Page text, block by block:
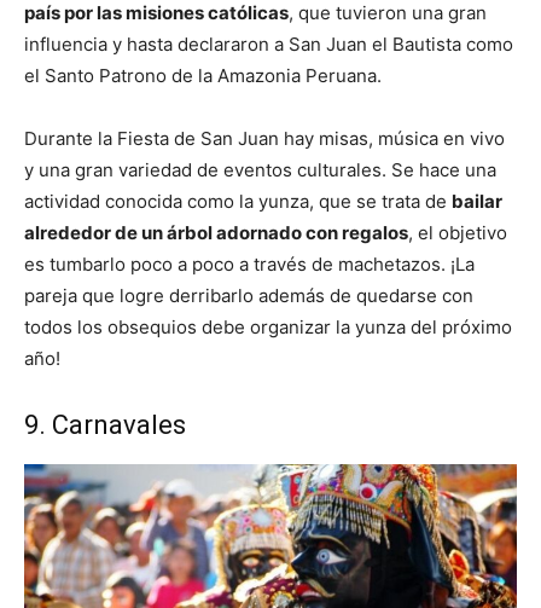
país por las misiones católicas, que tuvieron una gran
influencia y hasta declararon a San Juan el Bautista como
el Santo Patrono de la Amazonia Peruana.
Durante la Fiesta de San Juan hay misas, música en vivo
y una gran variedad de eventos culturales. Se hace una
actividad conocida como la yunza, que se trata de bailar
alrededor de un árbol adornado con regalos, el objetivo
es tumbarlo poco a poco a través de machetazos. ¡La
pareja que logre derribarlo además de quedarse con
todos los obsequios debe organizar la yunza del próximo
año!
9. Carnavales